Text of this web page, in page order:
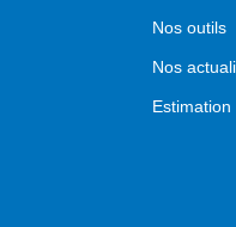
Nos outils
Nos
Estimation